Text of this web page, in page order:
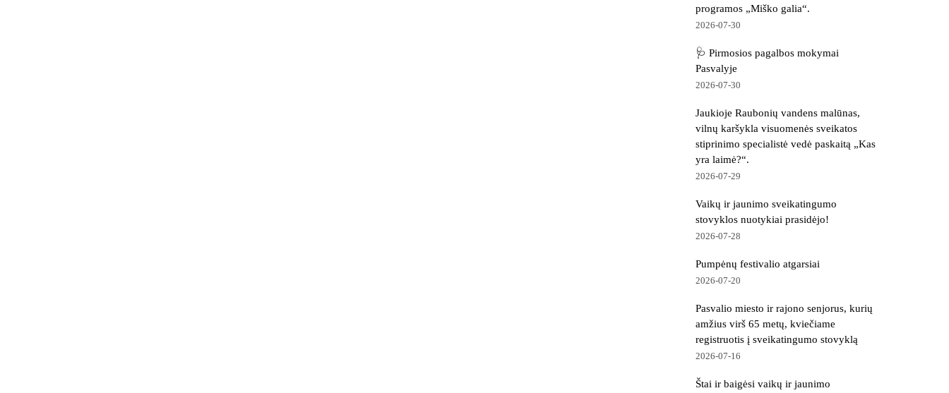
programos „Miško galia“.
2026-07-30
🩺 Pirmosios pagalbos mokymai
Pasvalyje
2026-07-30
Jaukioje Raubonių vandens malūnas,
vilnų karšykla visuomenės sveikatos
stiprinimo specialistė vedė paskaitą „Kas
yra laimė?“.
2026-07-29
Vaikų ir jaunimo sveikatingumo
stovyklos nuotykiai prasidėjo!
2026-07-28
Pumpėnų festivalio atgarsiai
2026-07-20
Pasvalio miesto ir rajono senjorus, kurių
amžius virš 65 metų, kviečiame
registruotis į sveikatingumo stovyklą
2026-07-16
Štai ir baigėsi vaikų ir jaunimo